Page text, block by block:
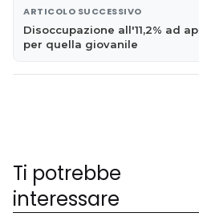
ARTICOLO SUCCESSIVO
Disoccupazione all'11,2% ad
per quella giovanile
Ti potrebbe
interessare